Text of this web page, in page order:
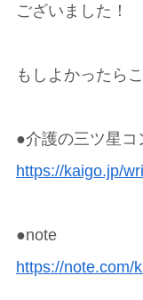
ございました！
もしよかったら
●介護の三ツ星コ
https://kaigo.jp/
●note
https://note.com/